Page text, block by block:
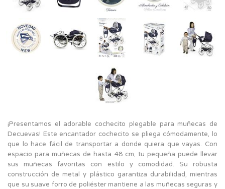
¡Presentamos el adorable cochecito plegable para muñecas de
Decuevas! Este encantador cochecito se pliega cómodamente, lo
que lo hace fácil de transportar a donde quiera que vayas. Con
espacio para muñecas de hasta 48 cm, tu pequeña puede llevar
sus muñecas favoritas con estilo y comodidad. Su robusta
construcción de metal y plástico garantiza durabilidad, mientras
que su suave forro de poliéster mantiene a las muñecas seguras y